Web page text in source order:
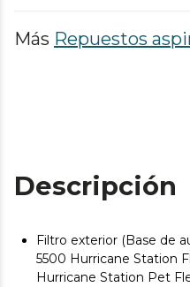
Más Repuestos
Descripción
Filtro exterior (Base de
5500 Hurricane Station
Hurricane Station Pet